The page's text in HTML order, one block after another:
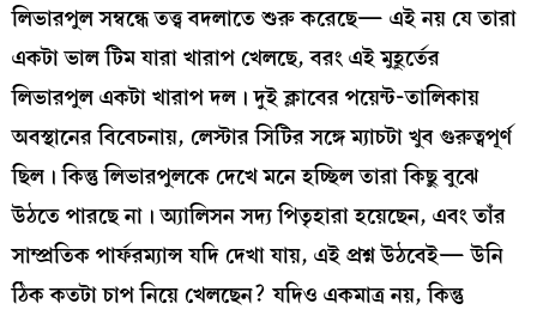
লিভারপুল সম্বন্ধে তত্ত্ব বদলাতে শুরু করেছে— এই নয় যে তারা
একটা ভাল টিম যারা খারাপ খেলছে, বরং এই মুহূর্তের
লিভারপুল একটা খারাপ দল। দুই ক্লাবের পয়েন্ট-তালিকায়
অবস্থানের বিবেচনায়, লেস্টার সিটির সঙ্গে ম্যাচটা খুব গুরুত্বপূর্ণ
ছিল। কিন্তু লিভারপুলকে দেখে মনে হচ্ছিল তারা কিছু বুঝে
উঠতে পারছে না। অ্যালিসন সদ্য পিতৃহারা হয়েছেন, এবং তাঁর
সাম্প্রতিক পার্ফরম্যান্স যদি দেখা যায়, এই প্রশ্ন উঠবেই— উনি
ঠিক কতটা চাপ নিয়ে খেলছেন? যদিও একমাত্র নয়, কিন্তু